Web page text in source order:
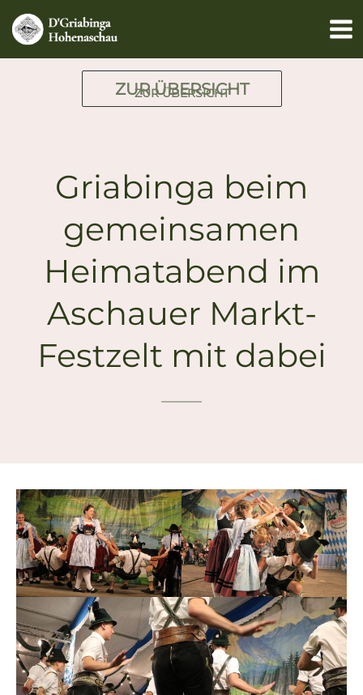
Inhalt
springen
ZUR ÜBERSICHT
ZUR ÜBERSICHT
Griabinga beim
gemeinsamen
Heimatabend im
Aschauer Markt-
Festzelt mit dabei